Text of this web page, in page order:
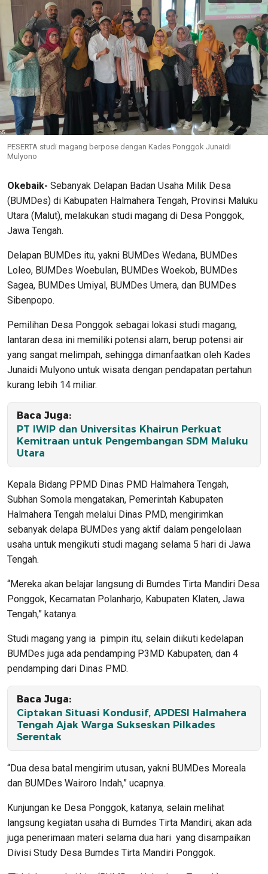
PESERTA studi magang berpose dengan Kades Ponggok Junaidi
Mulyono
Okebaik- Sebanyak Delapan Badan Usaha Milik Desa
(BUMDes) di Kabupaten Halmahera Tengah, Provinsi Maluku
Utara (Malut), melakukan studi magang di Desa Ponggok,
Jawa Tengah.
Delapan BUMDes itu, yakni BUMDes Wedana, BUMDes
Loleo, BUMDes Woebulan, BUMDes Woekob, BUMDes
Sagea, BUMDes Umiyal, BUMDes Umera, dan BUMDes
Sibenpopo.
Pemilihan Desa Ponggok sebagai lokasi studi magang,
lantaran desa ini memiliki potensi alam, berup potensi air
yang sangat melimpah, sehingga dimanfaatkan oleh Kades
Junaidi Mulyono untuk wisata dengan pendapatan pertahun
kurang lebih 14 miliar.
Baca Juga:
PT IWIP dan Universitas Khairun Perkuat
Kemitraan untuk Pengembangan SDM Maluku
Utara
Kepala Bidang PPMD Dinas PMD Halmahera Tengah,
Subhan Somola mengatakan, Pemerintah Kabupaten
Halmahera Tengah melalui Dinas PMD, mengirimkan
sebanyak delapa BUMDes yang aktif dalam pengelolaan
usaha untuk mengikuti studi magang selama 5 hari di Jawa
Tengah.
“Mereka akan belajar langsung di Bumdes Tirta Mandiri Desa
Ponggok, Kecamatan Polanharjo, Kabupaten Klaten, Jawa
Tengah,” katanya.
Studi magang yang ia pimpin itu, selain diikuti kedelapan
BUMDes juga ada pendamping P3MD Kabupaten, dan 4
pendamping dari Dinas PMD.
Baca Juga:
Ciptakan Situasi Kondusif, APDESI Halmahera
Tengah Ajak Warga Sukseskan Pilkades
Serentak
“Dua desa batal mengirim utusan, yakni BUMDes Moreala
dan BUMDes Wairoro Indah,” ucapnya.
Kunjungan ke Desa Ponggok, katanya, selain melihat
langsung kegiatan usaha di Bumdes Tirta Mandiri, akan ada
juga penerimaan materi selama dua hari yang disampaikan
Divisi Study Desa Bumdes Tirta Mandiri Ponggok.